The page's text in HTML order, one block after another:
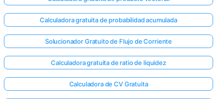
Calculadora gratuita de probabilidad acumulada
Solucionador Gratuito de Flujo de Corriente
Calculadora gratuita de ratio de liquidez
Calculadora de CV Gratuita